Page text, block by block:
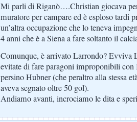
Mi parli di Riganò….Christian giocava
muratore per campare ed è esploso tardi
un’altra occupazione che lo teneva
4 anni che è a Siena a fare soltanto il
Comunque, è arrivato Larrondo? Evviva
evitate di fare paragoni improponibili
persino Hubner (che peraltro alla stessa
aveva segnato oltre 50 gol).
Andiamo avanti, incrociamo le dita e